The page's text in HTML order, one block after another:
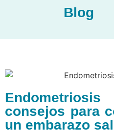
Blog
consejos para
un embarazo